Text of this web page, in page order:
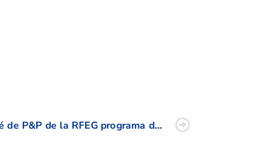
El Comité de P&P de la RFEG programa dos grandes torneos para niños